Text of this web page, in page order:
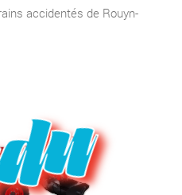
accidentés de Rouyn-